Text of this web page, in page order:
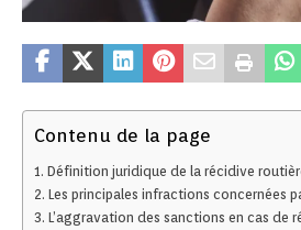
Contenu de la page
Définition juridique de la récidive
Les principales infractions concernées
L’aggravation des sanctions en cas de